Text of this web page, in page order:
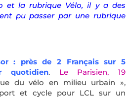
et la rubrique Vélo, il y a des
pu passer par une rubrique
: près de 2 Français sur 5
quotidien. Le Parisien, 19
du vélo en milieu urbain »,
et cycle pour LCL sur un